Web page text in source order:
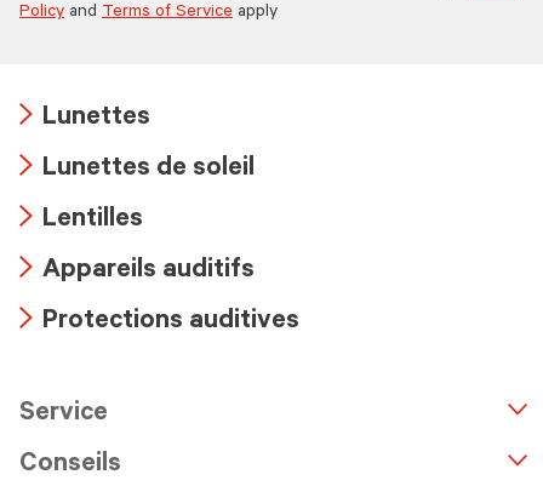
Policy and Terms of Service apply
icon
Lunettes
icon
Lunettes de soleil
icon
Lentilles
icon
Appareils auditifs
Protections auditives
Service
Conseils